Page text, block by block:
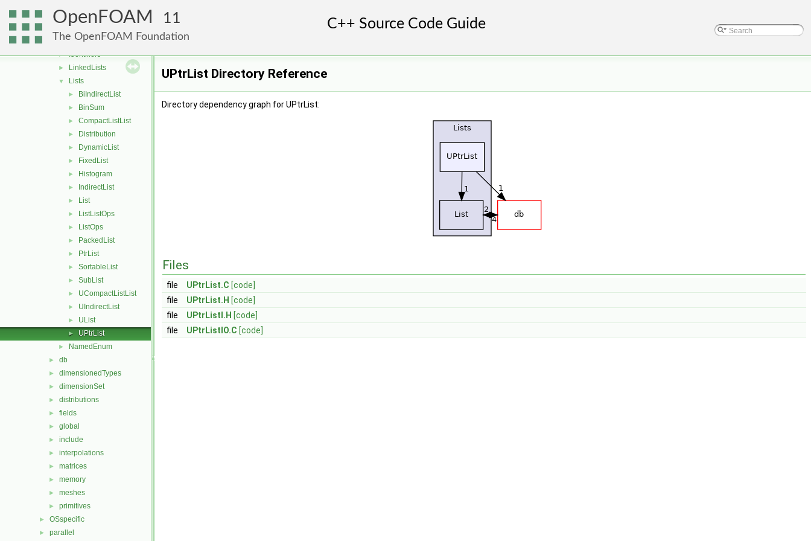
OpenFOAM 11
The OpenFOAM Foundation
► Circulators
Dictionaries
► HashTables
► Identifiers
► LinkedLists
▼ Lists
► BiIndirectList
► BinSum
► CompactListList
► Distribution
► DynamicList
► FixedList
► Histogram
► IndirectList
► List
► ListListOps
► ListOps
► PackedList
► PtrList
► SortableList
► SubList
► UCompactListList
► UIndirectList
► UList
► UPtrList
► NamedEnum
► db
► dimensionedTypes
► dimensionSet
► distributions
► fields
► global
► include
► interpolations
► matrices
► memory
► meshes
► primitives
► OSspecific
► parallel
UPtrList Directory Reference
Directory dependency graph for UPtrList:
Files
file UPtrList.C [code]
file
UPtrList.H [code]
file
UPtrListI.H [code]
file
UPtrListIO.C [code]